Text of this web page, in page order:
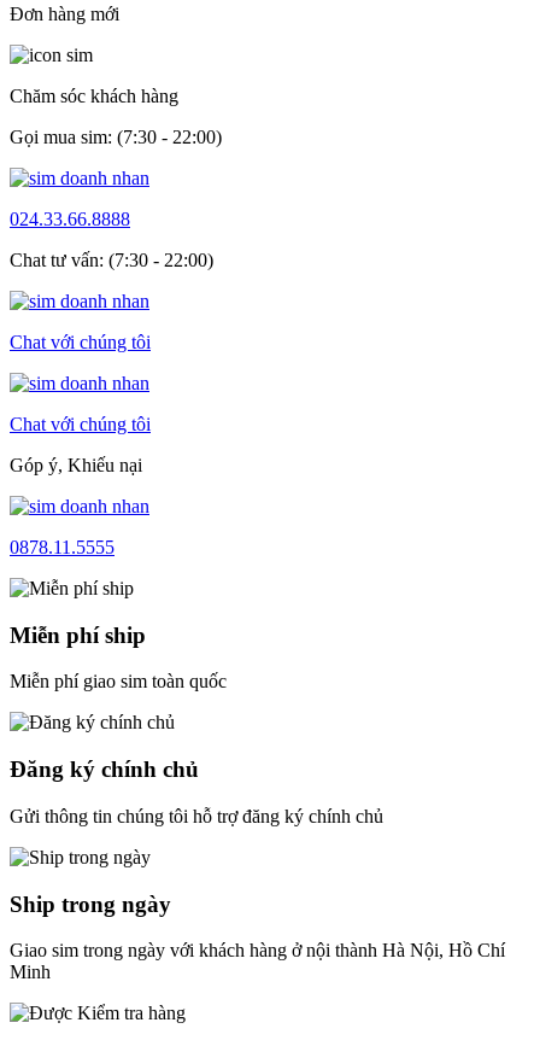
Đơn hàng mới
Chăm sóc khách hàng
Gọi mua sim: (7:30 - 22:00)
024.33.66.8888
Chat tư vấn: (7:30 - 22:00)
Chat với chúng tôi
Chat với chúng tôi
Góp ý, Khiếu nại
0878.11.5555
Miễn phí ship
Miễn phí giao sim toàn quốc
Đăng ký chính chủ
Gửi thông tin chúng tôi hỗ trợ đăng ký chính chủ
Ship trong ngày
Giao sim trong ngày với khách hàng ở nội thành Hà Nội, Hồ Chí
Minh